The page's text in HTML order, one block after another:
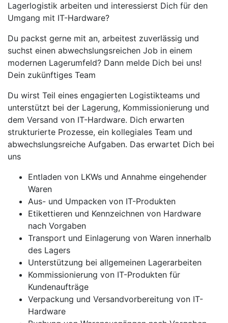
Lagerlogistik arbeiten und interessierst Dich für den
Umgang mit IT-Hardware?
Du packst gerne mit an, arbeitest zuverlässig und
suchst einen abwechslungsreichen Job in einem
modernen Lagerumfeld? Dann melde Dich bei uns!
Dein zukünftiges Team
Du wirst Teil eines engagierten Logistikteams und
unterstützt bei der Lagerung, Kommissionierung und
dem Versand von IT-Hardware. Dich erwarten
strukturierte Prozesse, ein kollegiales Team und
abwechslungsreiche Aufgaben. Das erwartet Dich bei
uns
Entladen von LKWs und Annahme eingehender
Waren
Aus- und Umpacken von IT-Produkten
Etikettieren und Kennzeichnen von Hardware
nach Vorgaben
Transport und Einlagerung von Waren innerhalb
des Lagers
Unterstützung bei allgemeinen Lagerarbeiten
Kommissionierung von IT-Produkten für
Kundenaufträge
Verpackung und Versandvorbereitung von IT-
Hardware